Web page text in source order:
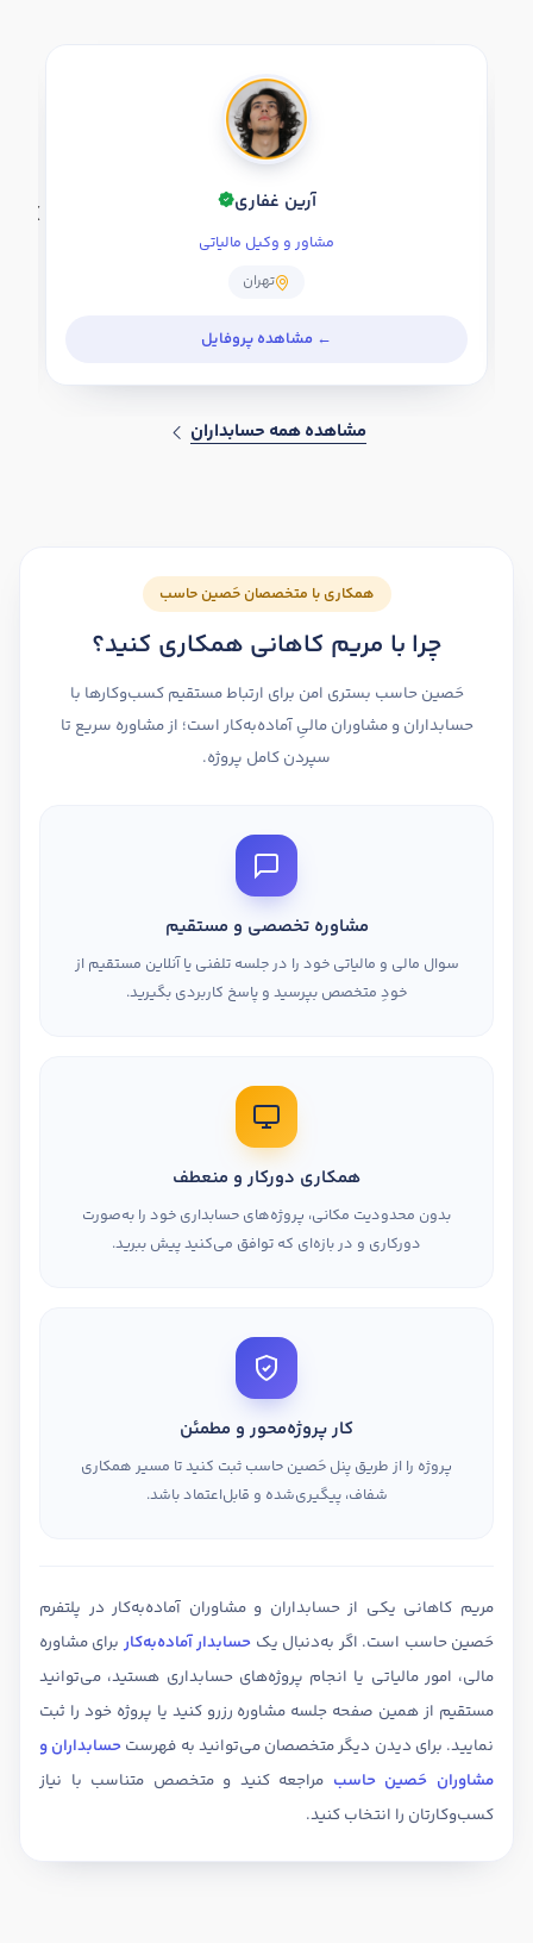
آرین غفاری
مشاور و وکیل مالیاتی
تهران
مشاهده همه حسابداران
همکاری با متخصصان حَصین حاسب
چرا با مریم کاهانی همکاری کنید؟
حَصین حاسب بستری امن برای ارتباط مستقیم کسب‌وکارها با
حسابداران و مشاوران مالیِ آماده‌به‌کار است؛ از مشاوره سریع تا
سپردن کامل پروژه.
مشاوره تخصصی و مستقیم
سوال مالی و مالیاتی خود را در جلسه تلفنی یا آنلاین مستقیم از
خودِ متخصص بپرسید و پاسخ کاربردی بگیرید.
همکاری دورکار و منعطف
بدون محدودیت مکانی، پروژه‌های حسابداری خود را به‌صورت
دورکاری و در بازه‌ای که توافق می‌کنید پیش ببرید.
کار پروژه‌محور و مطمئن
پروژه را از طریق پنل حَصین حاسب ثبت کنید تا مسیر همکاری
شفاف، پیگیری‌شده و قابل‌اعتماد باشد.
مریم کاهانی یکی از حسابداران و مشاوران آماده‌به‌کار در پلتفرم
حَصین حاسب است. اگر به‌دنبال یک حسابدار آماده‌به‌کار برای مشاوره
مالی، امور مالیاتی یا انجام پروژه‌های حسابداری هستید، می‌توانید
مستقیم از همین صفحه جلسه مشاوره رزرو کنید یا پروژه خود را ثبت
نمایید. برای دیدن دیگر متخصصان می‌توانید به فهرستحسابداران و
مشاوران حَصین حاسب مراجعه کنید و متخصص متناسب با نیاز
کسب‌وکارتان را انتخاب کنید.